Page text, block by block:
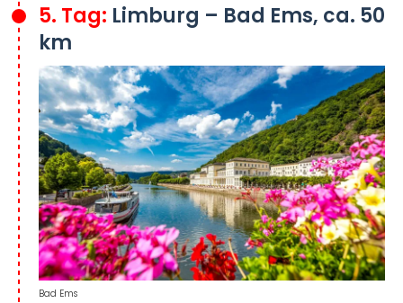
5. Tag: Limburg – Bad Ems, ca. 50
km
Bad Ems